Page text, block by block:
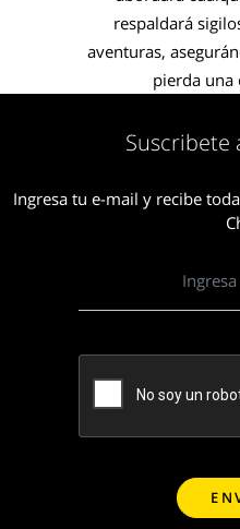
respaldará
aventuras,
pierda
Suscribete
Ingresa tu e-mail y recibe